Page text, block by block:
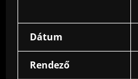
Dátum
Rendező